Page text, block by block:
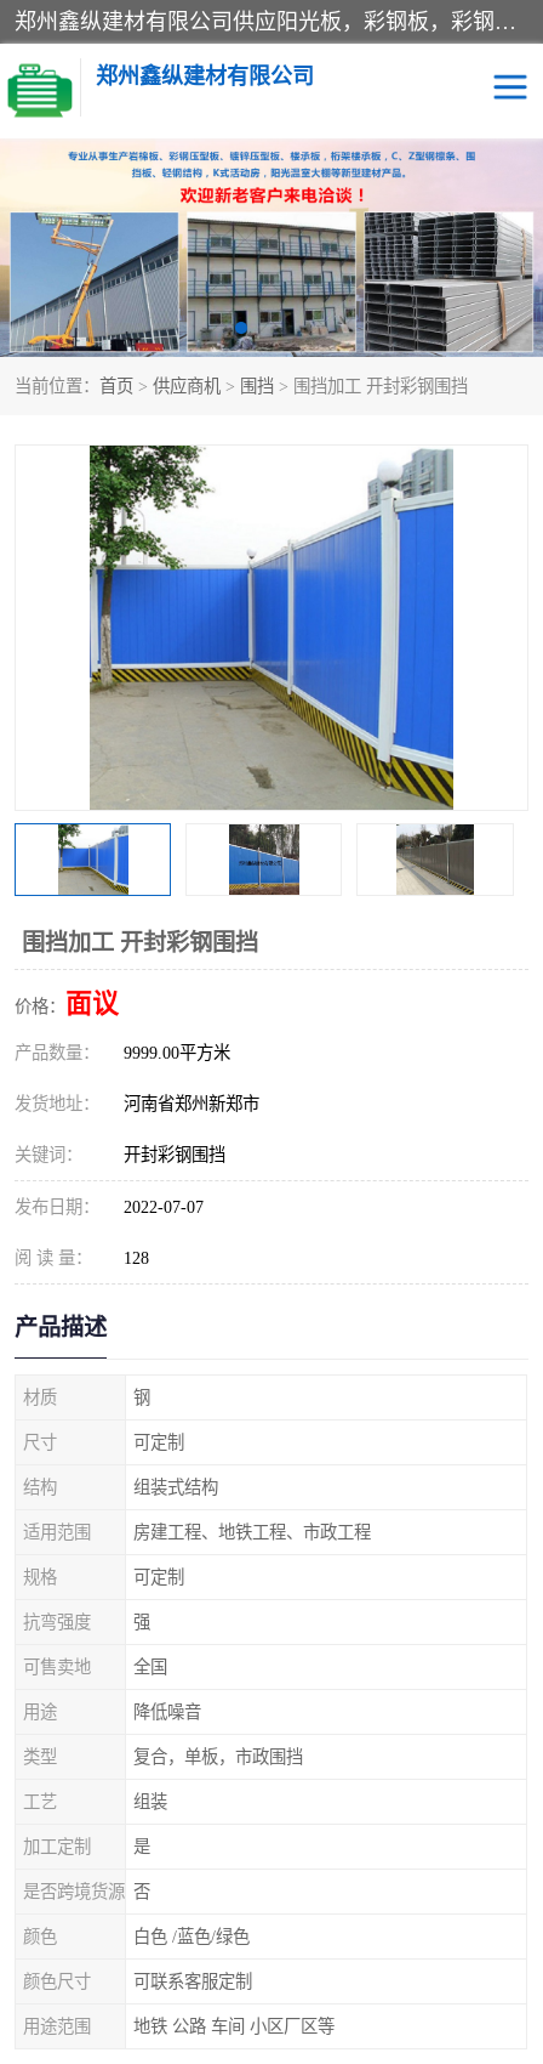
郑州鑫纵建材有限公司供应阳光板，彩钢板，彩钢钢构工程是一家集生产销售租赁安装于一体的企业，主要生产PC采光板，耐力板，仿古琉璃采光板，岩棉板、彩钢压型板、镀锌压型板、桁架楼承板，C、Z型钢檩条、围挡板、轻钢结构，阳光温室大棚等新型建材产品。公司旗下有多台移动式高空压瓦机租赁，承接全国各地业务，专业对外租赁各种型号压瓦机。
郑州鑫纵建材有限公司
当前位置： 首页 > 供应商机 > 围挡 > 围挡加工 开封彩钢围挡
围挡加工 开封彩钢围挡
价格： 面议
产品数量： 9999.00平方米
发货地址： 河南省郑州新郑市
关键词： 开封彩钢围挡
发布日期： 2022-07-07
阅 读 量： 128
产品描述
材质 钢
尺寸 可定制
结构 组装式结构
适用范围 房建工程、地铁工程、市政工程
规格 可定制
抗弯强度 强
可售卖地 全国
用途 降低噪音
类型 复合，单板，市政围挡
工艺 组装
加工定制 是
是否跨境货源 否
颜色 白色 /蓝色/绿色
颜色尺寸 可联系客服定制
用途范围 地铁 公路 车间 小区厂区等
高空瓦机租赁 ASA合成树脂仿古瓦
CZ型钢 FRP采光板
PC多层板 PC耐力板
建筑围挡 楼层板
新型活动房
岩棉板 钢结构配件
彩钢板
生产加工单板复合围挡 市
政围挡